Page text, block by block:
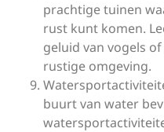
prachtige tuinen
rust kunt komen.
geluid van vogels
rustige omgeving.
buurt van water